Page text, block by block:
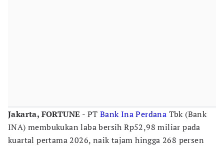
Jakarta, FORTUNE - PT Bank Ina Perdana Tbk (Bank
INA) membukukan laba bersih Rp52,98 miliar pada
kuartal pertama 2026, naik tajam hingga 268 persen